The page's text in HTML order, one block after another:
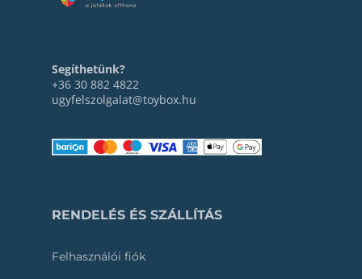
Segíthetünk?
+36 30 882 4822
ugyfelszolgalat@toybox.hu
RENDELÉS ÉS SZÁLLÍTÁS
Felhasználói fiók